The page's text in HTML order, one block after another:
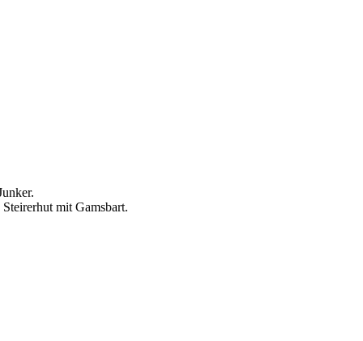
mit Gamsbart.